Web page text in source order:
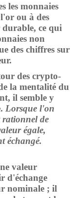
les monnaies
ou à des
ce qui
non
des chiffres sur
des crypto-
la mentalité du
il semble y
Lorsque l'on
rationnel de
égale,
échangé.
valeur
d'échange
nominale ; il